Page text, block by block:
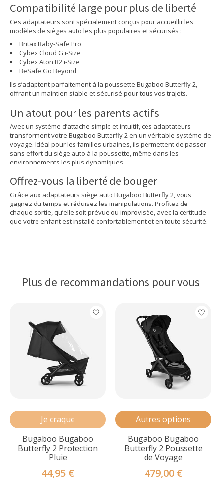
Compatibilité large pour plus de liberté
Ces adaptateurs sont spécialement conçus pour accueillir les
modèles de sièges auto les plus populaires et sécurisés :
Britax Baby-Safe Pro
Cybex Cloud G i-Size
Cybex Aton B2 i-Size
BeSafe Go Beyond
Ils s’adaptent parfaitement à la poussette Bugaboo Butterfly 2,
offrant un maintien stable et sécurisé pour tous vos trajets.
Un atout pour les parents actifs
Avec un système d’attache simple et intuitif, ces adaptateurs
transforment votre Bugaboo Butterfly 2 en un véritable système de
voyage. Idéal pour les familles urbaines, ils permettent de passer
sans effort du siège auto à la poussette, même dans les
environnements les plus dynamiques.
Offrez-vous la liberté de bouger
Grâce aux adaptateurs siège auto Bugaboo Butterfly 2, vous
gagnez du temps et réduisez les manipulations. Profitez de
chaque sortie, qu’elle soit prévue ou improvisée, avec la certitude
que votre enfant est installé confortablement et en toute sécurité.
Plus de recommandations pour vous
Articles du carrousel de produits
Je craque
Bugaboo Bugaboo
Butterfly 2 Protection
Pluie
44,95 €
Autres options
Bugaboo Bugaboo
Butterfly 2 Poussette
de Voyage
479,00 €